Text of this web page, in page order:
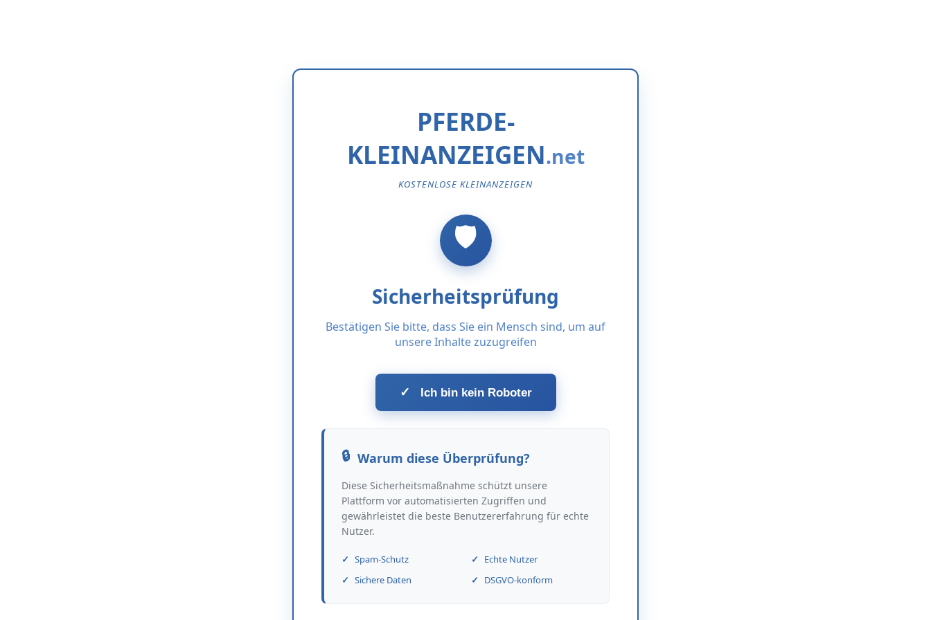
PFERDE-
KLEINANZEIGEN
KOSTENLOSE KLEINANZEIGEN
Sicherheitsprüfung
Bestätigen Sie bitte, dass Sie ein Mensch sind, um auf
unsere Inhalte zuzugreifen
✓ Ich bin kein Roboter
Warum diese Überprüfung?
Diese Sicherheitsmaßnahme schützt unsere
Plattform vor automatisierten Zugriffen und
gewährleistet die beste Benutzererfahrung für echte
Nutzer.
Spam-Schutz
Echte Nutzer
Sichere Daten
DSGVO-konform